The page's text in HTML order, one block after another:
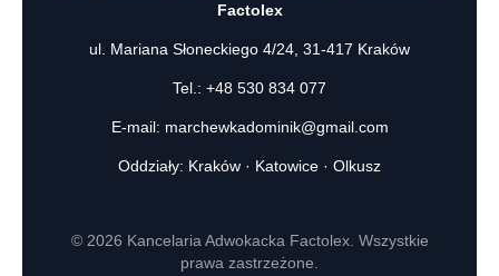
Factolex
ul. Mariana Słoneckiego 4/24, 31-417 Kraków
Tel.: +48 530 834 077
E-mail: marchewkadominik@gmail.com
Oddziały: Kraków · Katowice · Olkusz
© 2026 Kancelaria Adwokacka Factolex. Wszystkie
prawa zastrzeżone.